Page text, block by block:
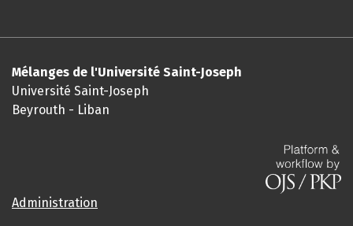
Mélanges de l'Université Saint-Joseph
Université Saint-Joseph
Beyrouth - Liban
Administration